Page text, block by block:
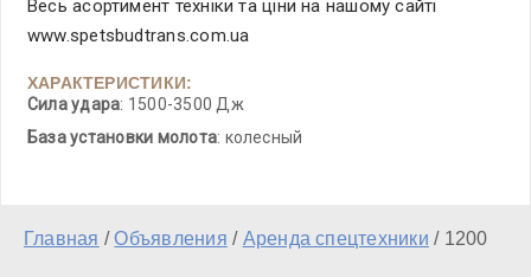
Весь асортимент техніки та ціни на нашому сайті
www.spetsbudtrans.com.ua
ХАРАКТЕРИСТИКИ:
Сила удара: 1500-3500 Дж
База установки молота: колесный
Главная /Объявления / Аренда спецтехники / 1200